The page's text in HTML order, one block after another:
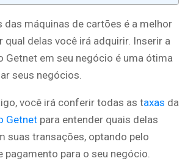
das máquinas de cartões é a melhor
qual delas você irá adquirir. Inserir a
Getnet em seu negócio é uma ótima
seus negócios.
você irá conferir todas as taxas da
Getnet para entender quais delas
suas transações, optando pelo
pagamento para o seu negócio.